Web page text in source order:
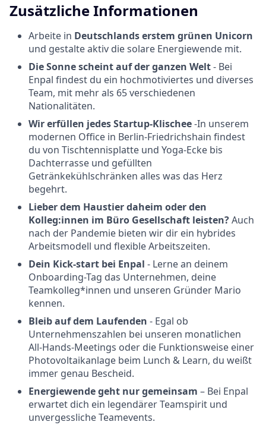
Zusätzliche Informationen
Arbeite in Deutschlands erstem grünen Unicorn
und gestalte aktiv die solare Energiewende mit.
Die Sonne scheint auf der ganzen Welt- Bei
Enpal findest du ein hochmotiviertes und diverses
Team, mit mehr als 65 verschiedenen
Nationalitäten.
Wir erfüllen jedes Startup-Klischee-In unserem
modernen Office in Berlin-Friedrichshain findest
du von Tischtennisplatte und Yoga-Ecke bis
Dachterrasse und gefüllten
Getränkekühlschränken alles was das Herz
begehrt.
Lieber dem Haustier daheim oder den
Kolleg:innen im Büro Gesellschaft leisten?Auch
nach der Pandemie bieten wir dir ein hybrides
Arbeitsmodell und flexible Arbeitszeiten.
Dein Kick-start bei Enpal - Lerne an deinem
Onboarding-Tag das Unternehmen, deine
Teamkolleg*innen und unseren Gründer Mario
kennen.
Bleib auf dem Laufenden - Egal ob
Unternehmenszahlen bei unseren monatlichen
All-Hands-Meetings oder die Funktionsweise einer
Photovoltaikanlage beim Lunch & Learn, du weißt
immer genau Bescheid.
Energiewende geht nur gemeinsam – Bei Enpal
erwartet dich ein legendärer Teamspirit und
unvergessliche Teamevents.